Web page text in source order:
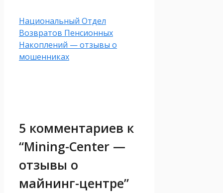
Национальный Отдел
Возвратов Пенсионных
Накоплений — отзывы о
мошенниках
5 комментариев к
“Mining-Center —
отзывы о
майнинг-центре”